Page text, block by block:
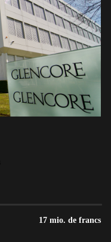
17 mio. de francs